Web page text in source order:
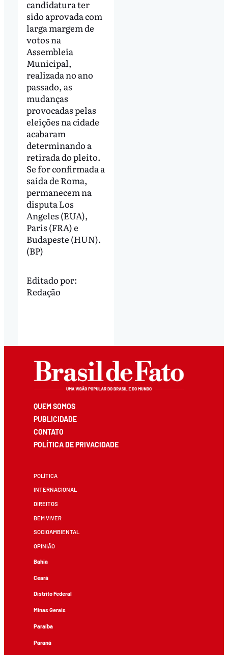
candidatura ter
sido aprovada com
larga margem de
votos na
Assembleia
Municipal,
realizada no ano
passado, as
mudanças
provocadas pelas
eleições na cidade
acabaram
determinando a
retirada do pleito.
Se for confirmada a
saída de Roma,
permanecem na
disputa Los
Angeles (EUA),
Paris (FRA) e
Budapeste (HUN).
(BP)
Editado por:
Redação
QUEM SOMOS
PUBLICIDADE
CONTATO
POLÍTICA DE PRIVACIDADE
POLÍTICA
INTERNACIONAL
DIREITOS
BEM VIVER
SOCIOAMBIENTAL
OPINIÃO
Bahia
Ceará
Distrito Federal
Minas Gerais
Paraíba
Paraná